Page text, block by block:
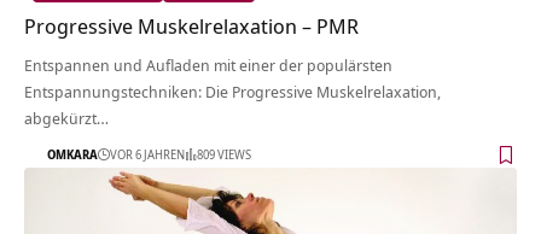
Progressive Muskelrelaxation – PMR
Entspannen und Aufladen mit einer der populärsten
Entspannungstechniken: Die Progressive Muskelrelaxation,
abgekürzt…
OMKARA VOR 6 JAHREN 809 VIEWS